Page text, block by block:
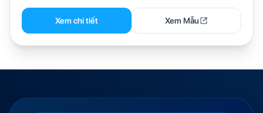
Xem chi tiết Xem Mẫu